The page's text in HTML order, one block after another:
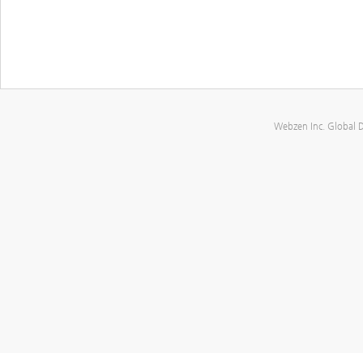
Webzen Inc. Global